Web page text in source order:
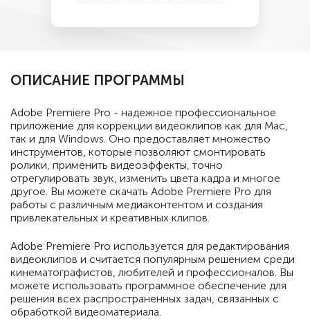
ОПИСАНИЕ ПРОГРАММЫ
Adobe Premiere Pro - надежное профессиональное
приложение для коррекции видеоклипов как для Mac,
так и для Windows. Оно предоставляет множество
инструментов, которые позволяют смонтировать
ролики, применить видеоэффекты, точно
отрегулировать звук, изменить цвета кадра и многое
другое. Вы можете скачать Adobe Premiere Pro для
работы с различным медиаконтентом и создания
привлекательных и креативных клипов.
Adobe Premiere Pro используется для редактирования
видеоклипов и считается популярным решением среди
кинематографистов, любителей и профессионалов. Вы
можете использовать программное обеспечение для
решения всех распространенных задач, связанных с
обработкой видеоматериала.